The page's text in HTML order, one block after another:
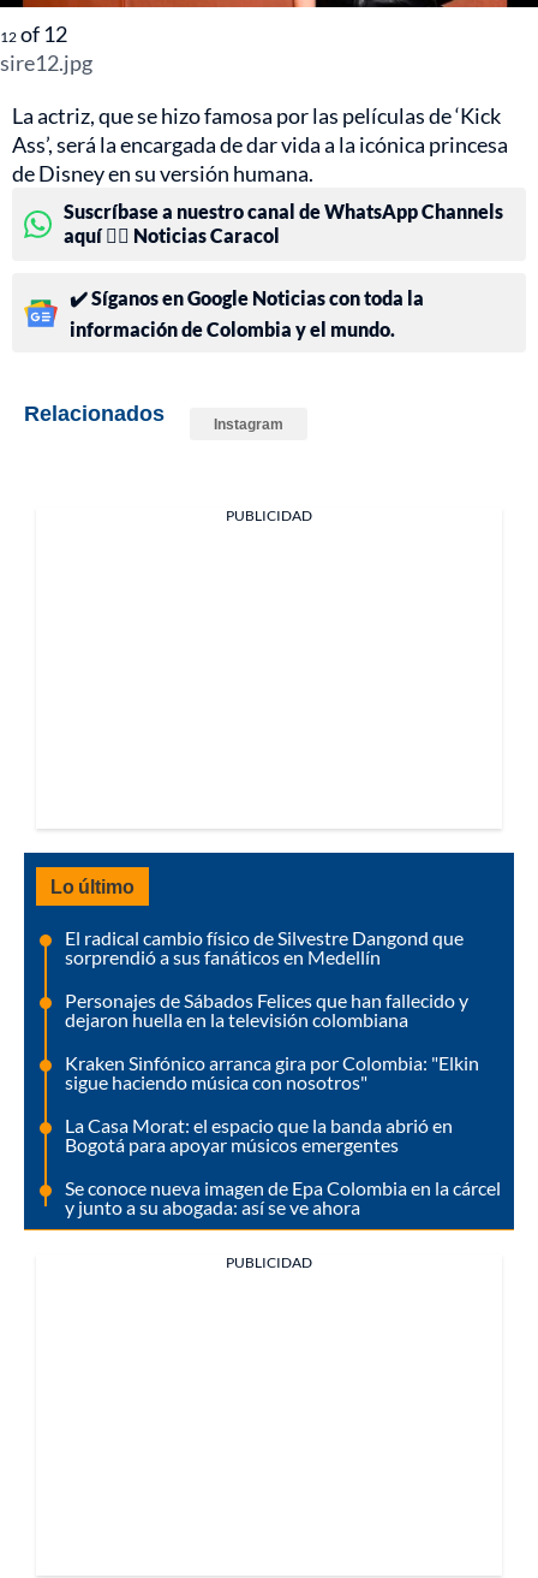
12 of 12
sire12.jpg
La actriz, que se hizo famosa por las películas de ‘Kick
Ass’, será la encargada de dar vida a la icónica princesa
de Disney en su versión humana.
Suscríbase a nuestro canal de WhatsApp Channels
aquí 👉🏻 Noticias Caracol
✔️ Síganos en Google Noticias con toda la
información de Colombia y el mundo.
Relacionados Instagram
PUBLICIDAD
Lo último
El radical cambio físico de Silvestre Dangond que
sorprendió a sus fanáticos en Medellín
Personajes de Sábados Felices que han fallecido y
dejaron huella en la televisión colombiana
Kraken Sinfónico arranca gira por Colombia: "Elkin
sigue haciendo música con nosotros"
La Casa Morat: el espacio que la banda abrió en
Bogotá para apoyar músicos emergentes
Se conoce nueva imagen de Epa Colombia en la cárcel
y junto a su abogada: así se ve ahora
PUBLICIDAD